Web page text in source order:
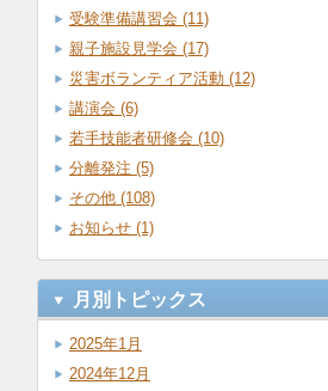
受験準備講習会 (11)
親子施設見学会 (17)
災害ボランティア活動 (12)
講演会 (6)
若手技能者研修会 (10)
分離発注 (5)
その他 (108)
お知らせ (1)
月別トピックス
2025年1月
2024年12月